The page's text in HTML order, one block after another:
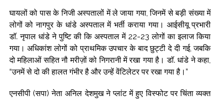
घायलों को पास के निजी अस्पतालों में ले जाया गया, जिनमें से बड़ी संख्या में
लोगों को नागपुर के धांडे अस्पताल में भर्ती कराया गया। आईसीयू प्रभारी
डॉ. नृपाल धांडे ने पुष्टि की कि अस्पताल में 22-23 लोगों का इलाज किया
गया। अधिकांश लोगों को प्राथमिक उपचार के बाद छुट्टी दे दी गई, जबकि
दो महिलाओं सहित नौ मरीज़ों को निगरानी में रखा गया है। डॉ. धांडे ने कहा,
“उनमें से दो की हालत गंभीर है और उन्हें वेंटिलेटर पर रखा गया है।”
एनसीपी (सपा) नेता अनिल देशमुख ने प्लांट में हुए विस्फोट पर चिंता व्यक्त